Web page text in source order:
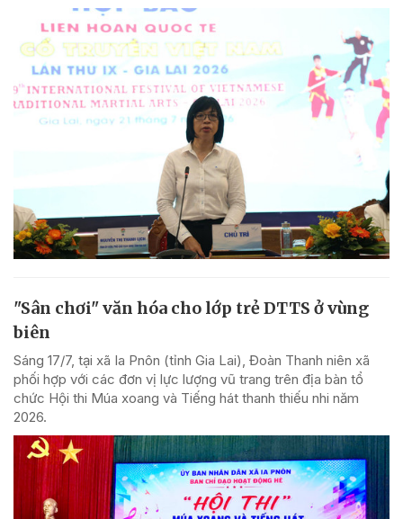
"Sân chơi" văn hóa cho lớp trẻ DTTS ở vùng
biên
Sáng 17/7, tại xã Ia Pnôn (tỉnh Gia Lai), Đoàn Thanh niên xã
phối hợp với các đơn vị lực lượng vũ trang trên địa bàn tổ
chức Hội thi Múa xoang và Tiếng hát thanh thiếu nhi năm
2026.